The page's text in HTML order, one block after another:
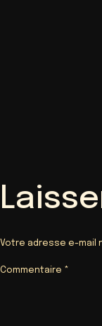
Votre adresse e-mail
Commentaire *